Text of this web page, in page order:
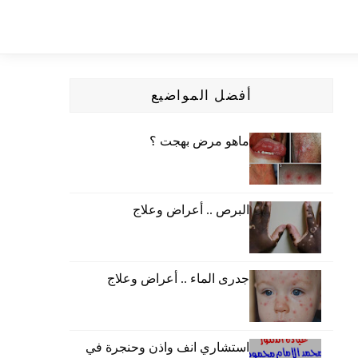
أفضل المواضيع
ماهو مرض بهجت ؟
البرص .. أعراض وعلاج
جدرى الماء .. أعراض وعلاج
استشاري انف واذن وحنجرة في